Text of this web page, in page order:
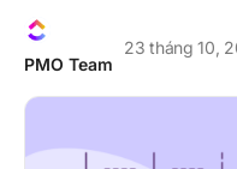
PMO Team
23 tháng 10,